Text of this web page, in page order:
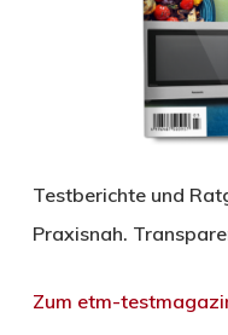
Testberichte und
Praxisnah.
Zum etm-